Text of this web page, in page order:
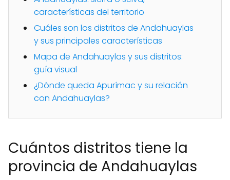
características del territorio
Cuáles son los distritos de Andahuaylas
y sus principales características
Mapa de Andahuaylas y sus distritos:
guía visual
¿Dónde queda Apurímac y su relación
con Andahuaylas?
Cuántos distritos tiene la
provincia de Andahuaylas